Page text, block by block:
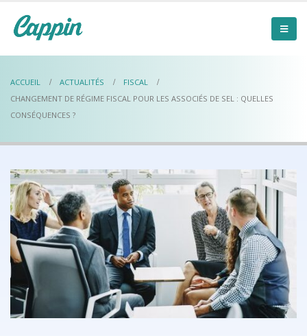
ACCUEIL ACTUALITÉS
FISCAL
CHANGEMENT DE RÉGIME FISCAL POUR LES ASSOCIÉS DE SEL : QUELLES
CONSÉQUENCES ?